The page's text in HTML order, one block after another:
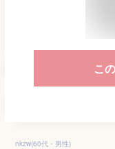
こ
nkzw(60代・男性)